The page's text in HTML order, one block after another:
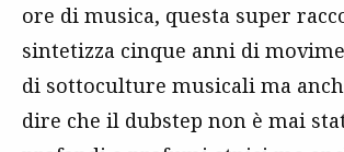
ore di musica, questa super
sintetizza cinque anni di
di sottoculture musicali ma
dire che il dubstep non è mai